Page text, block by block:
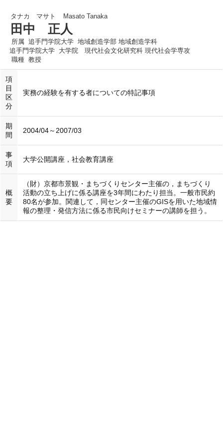
タナカ マサト Masato Tanaka
田中 正人
所属 追手門学院大学 地域創造学部 地域創造学科
追手門学院大学 大学院 現代社会文化研究科 現代社会学専攻
職種 教授
項
目
区
分
実務の経験を有する者についての特記事項
期
間
2004/04～2007/03
事
項
大学公開講座，社会教育講座
概
要
（財）京都市景観・まちづくりセンター主催の，まちづくり
活動の立ち上げに係る講座を3年間にわたり担当。一般市民約
80名が参加。関連して，同センター主催のGISを用いた地域情
報の整理・発信方法に係る市民向けセミナーの講師を担う。